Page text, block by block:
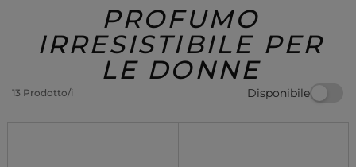
Regalo
PROFUMO
IRRESISTIBILE PER
LE DONNE
13 Prodotto/i Disponibile